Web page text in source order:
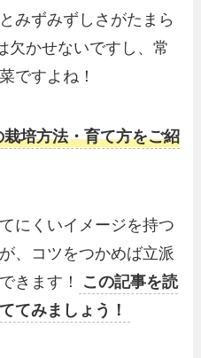
みずみずしさがたまら
欠かせないですし、常
ですよね！
栽培方法・育て方をご紹
にくいイメージを持つ
、コツをつかめば立派
きます！
この記事を読
てみましょう！